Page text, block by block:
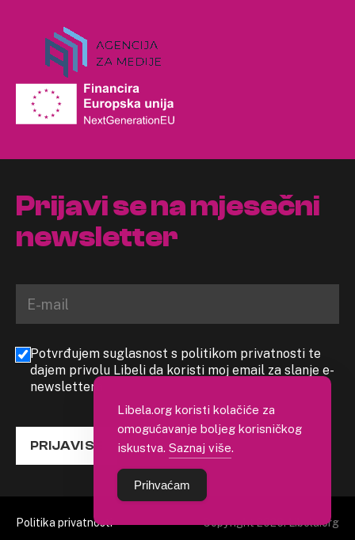
Prijavi se na mjesečni
newsletter
Potvrđujem suglasnost s politikom privatnosti te
dajem privolu Libeli da koristi moj email za slanje e-
newslettera
PRIJAVI SE
Politika privatnosti Copyright 2026. Libela.org
Libela.org koristi kolačiće za
omogućavanje boljeg korisničkog
iskustva. Saznaj više.
Prihvaćam